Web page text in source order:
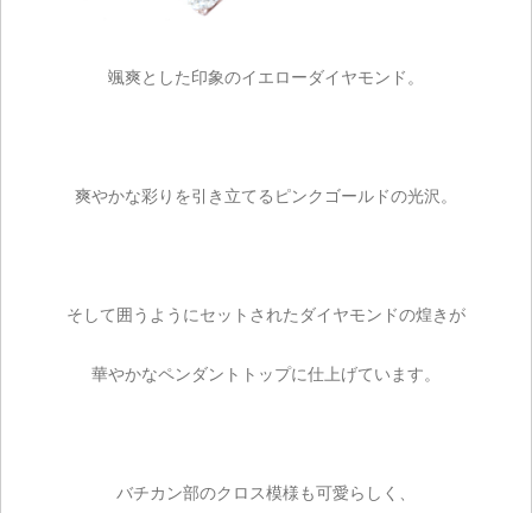
颯爽とした印象のイエローダイヤモンド。
爽やかな彩りを引き立てるピンクゴールドの光沢。
そして囲うようにセットされたダイヤモンドの煌きが
華やかなペンダントトップに仕上げています。
バチカン部のクロス模様も可愛らしく、